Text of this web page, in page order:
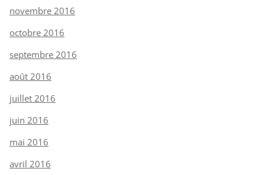
novembre 2016
octobre 2016
septembre 2016
août 2016
juillet 2016
juin 2016
mai 2016
avril 2016